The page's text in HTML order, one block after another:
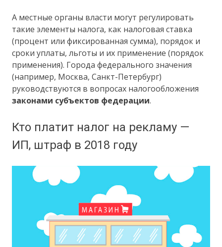
А местные органы власти могут регулировать
такие элементы налога, как налоговая ставка
(процент или фиксированная сумма), порядок и
сроки уплаты, льготы и их применение (порядок
применения). Города федерального значения
(например, Москва, Санкт-Петербург)
руководствуются в вопросах налогообложения
законами субъектов федерации.
Кто платит налог на рекламу —
ИП, штраф в 2018 году